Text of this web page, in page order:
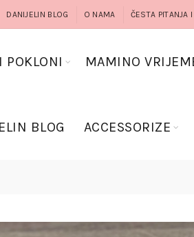
DANIJELIN BLOG O NAMA ČESTA PITANJA
POKLONI MAMINO
BLOG ACCESSORIZE